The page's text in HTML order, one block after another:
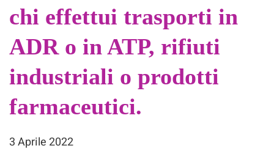
chi effettui trasporti in
ADR o in ATP, rifiuti
industriali o prodotti
farmaceutici.
3 Aprile 2022